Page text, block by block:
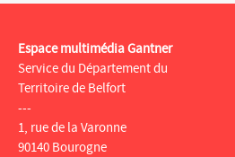
Espace multimédia Gantner
Service du Département du
Territoire de Belfort
---
1, rue de la Varonne
90140 Bourogne